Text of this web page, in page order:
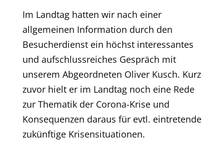
Im Landtag hatten wir nach einer
allgemeinen Information durch den
Besucherdienst ein höchst interessantes
und aufschlussreiches Gespräch mit
unserem Abgeordneten Oliver Kusch. Kurz
zuvor hielt er im Landtag noch eine Rede
zur Thematik der Corona-Krise und
Konsequenzen daraus für evtl. eintretende
zukünftige Krisensituationen.